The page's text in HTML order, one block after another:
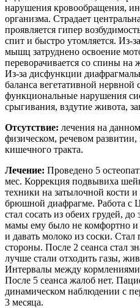
нарушения кровообращения,
организма. Страдает
проявляется гипер
спит и быстро утомляется. Из-
мышц затруднено освоение
переворачивается со спины на
Из-за дисфункции
баланса вегетативной
функциональные нарушения
срыгивания, вздутие живота,
Отсутствие: лечения на
физическом, речевом
кишечного тракта.
Лечение: Проведено 5
мес. Коррекция подвывиха
техники на затылочной кости
брюшной диафрагме. Работа с
стал сосать из обеих грудей,
мамы ему было не комфортно и
и давать молоко из соски. Стал
стороны. После 2 сеанса стал
лучше стали отходить газы,
Интервалы между кормлениями
После 5 сеанса жалоб нет.
динамическом наблюдении с
3 месяца.